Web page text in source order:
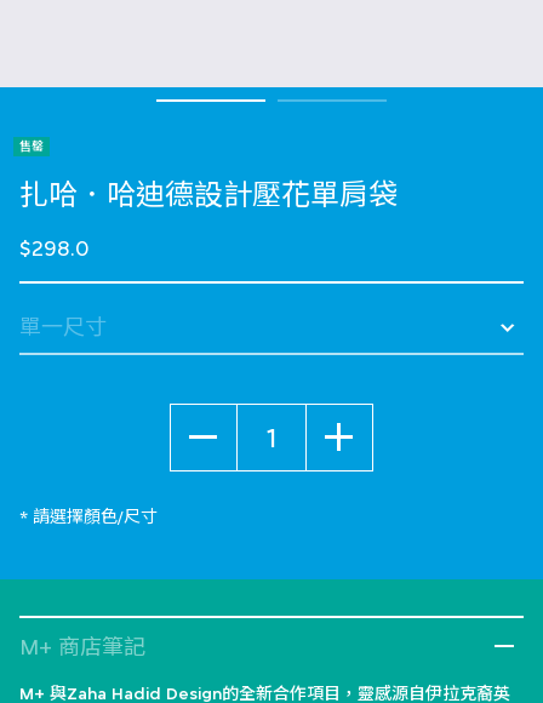
售罄
扎哈．哈迪德設計壓花單肩袋
$298.0
* 請選擇顏色/尺寸
M+ 商店筆記
M+ 與Zaha Hadid Design的全新合作項目，靈感源自伊拉克裔英